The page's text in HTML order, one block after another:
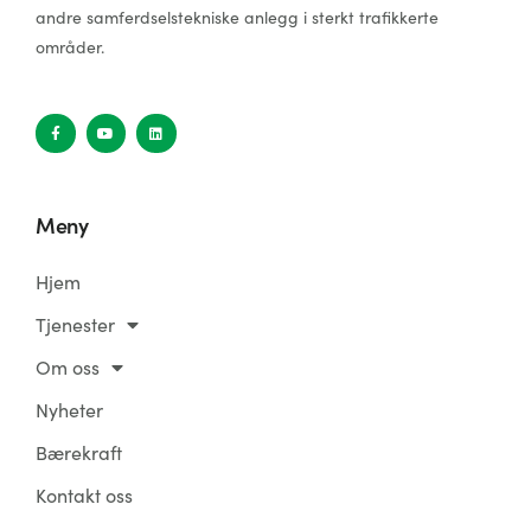
andre samferdselstekniske anlegg i sterkt trafikkerte
områder.
Meny
Hjem
Tjenester
Om oss
Nyheter
Bærekraft
Kontakt oss